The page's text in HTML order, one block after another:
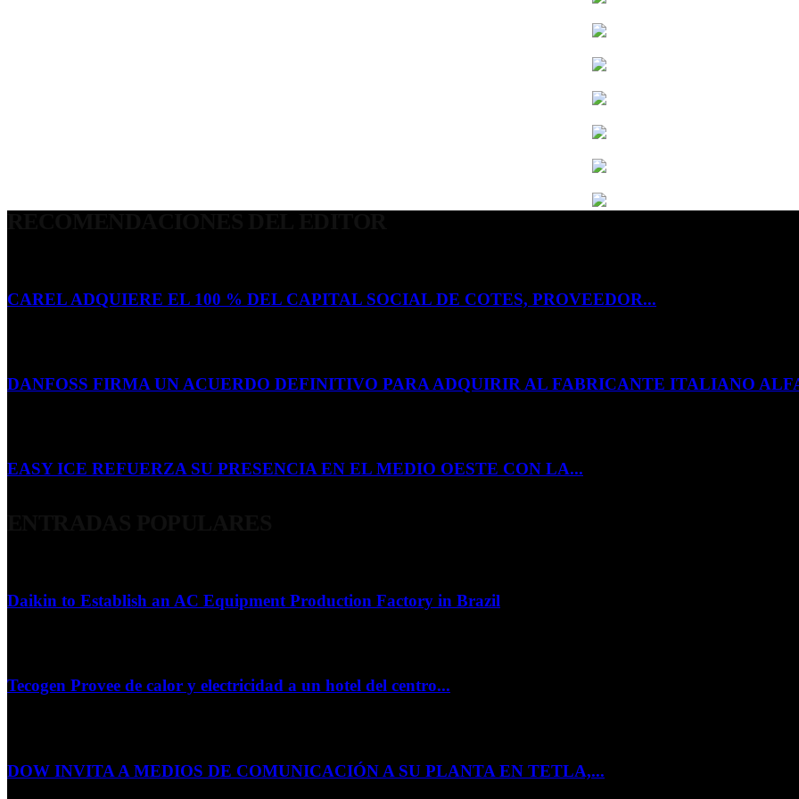
CAREL ADQUIERE EL 100 % DEL CAPITAL SOCIAL DE COTES, PROVEEDOR...
DANFOSS FIRMA UN ACUERDO DEFINITIVO PARA ADQUIRIR AL FABRICANTE ITALIANO
EASY ICE REFUERZA SU PRESENCIA EN EL MEDIO OESTE CON LA...
Daikin to Establish an AC Equipment Production Factory in Brazil
Tecogen Provee de calor y electricidad a un hotel del centro...
DOW INVITA A MEDIOS DE COMUNICACIÓN A SU PLANTA EN TETLA,...